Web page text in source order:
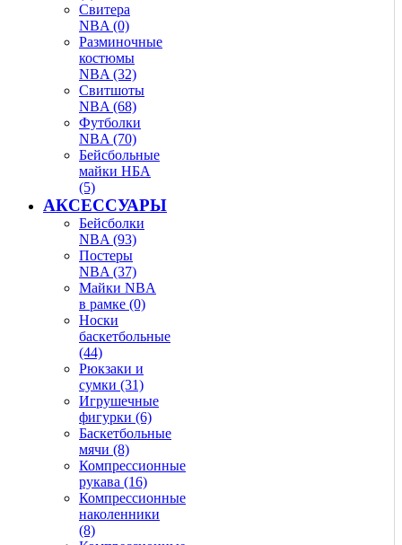
Свитера
NBA (0)
Разминочные
костюмы
NBA (32)
Свитшоты
NBA (68)
Футболки
NBA (70)
Бейсбольные
майки НБА
(5)
АКСЕССУАРЫ
Бейсболки
NBA (93)
Постеры
NBA (37)
Майки NBA
в рамке (0)
Носки
баскетбольные
(44)
Рюкзаки и
сумки (31)
Игрушечные
фигурки (6)
Баскетбольные
мячи (8)
Компрессионные
рукава (16)
Компрессионные
наколенники
(8)